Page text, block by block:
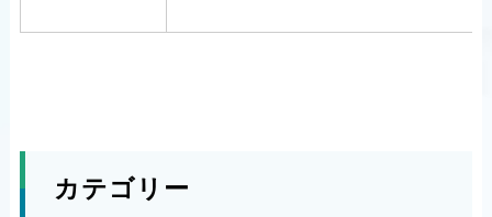
カテゴリー